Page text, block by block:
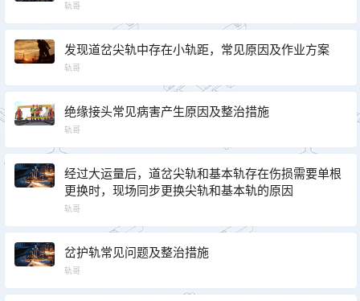
轨哥
发现道岔尖轨中存在小轨距，常见原因及作业方案
轨哥
绝缘接头常见病害产生原因及整治措施
轨哥
经过大运量后，道岔尖轨和基本轨存在伤损需要单根
更换时，现场同步更换尖轨和基本轨的原因
轨哥
岔护轨常见问题及整治措施
轨哥